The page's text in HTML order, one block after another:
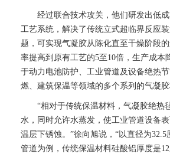
经过联合技术攻关，他们研发出低成
工艺系统，解决了传统立式超临界反应
题，可实现气凝胶从陈化直至干燥阶段
率提高到原有工艺的5至10倍，生产成本
于动力电池防护、工业管道及设备绝热
燃、建筑保温等领域的多个系列的气凝胶
“相对于传统保温材料，气凝胶绝热
水，同时允许水蒸发，使工业管道设备
温层下锈蚀。”徐向旭说，“以直径为
管道为例，传统保温材料硅酸铝厚度是